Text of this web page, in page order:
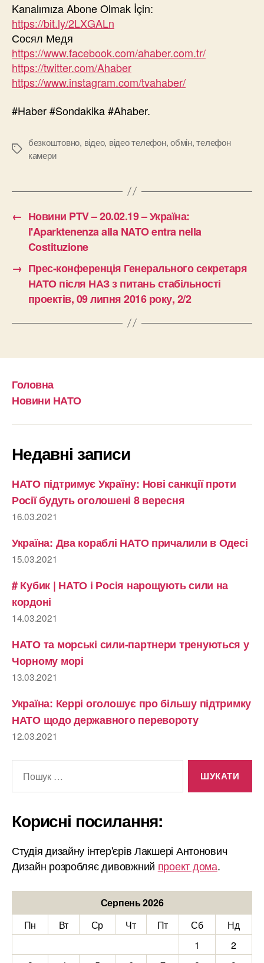
Kanalımıza Abone Olmak İçin:
https://bit.ly/2LXGALn
Сосял Медя
https://www.facebook.com/ahaber.com.tr/
https://twitter.com/Ahaber
https://www.instagram.com/tvahaber/
#Haber #Sondakika #Ahaber.
Позначки
безкоштовно, відео, відео телефон,обмін,телефон
камери
← Новини PTV – 20.02.19 – Україна:
l'Aparktenenza alla NATO entra nella
Costituzione
→ Прес-конференція Генерального секретаря
НАТО після НАЗ з питань стабільності
проектів, 09 липня 2016 року, 2/2
Головна
Новини НАТО
Недавні записи
НАТО підтримує Україну: Нові санкції проти
Росії будуть оголошені 8 вересня
16.03.2021
Україна: Два кораблі НАТО причалили в Одесі
15.03.2021
# Кубик | НАТО і Росія нарощують сили на
кордоні
14.03.2021
НАТО та морські сили-партнери тренуються у
Чорному морі
13.03.2021
Україна: Керрі оголошує про більшу підтримку
НАТО щодо державного перевороту
12.03.2021
Корисні посилання:
Студія дизайну інтер'єрів Лакшері Антонович
Дизайн розробляє дивовжний проект дома.
Серпень 2026
Пн
Вт Ср Чт Пт Сб
Нд
1
2